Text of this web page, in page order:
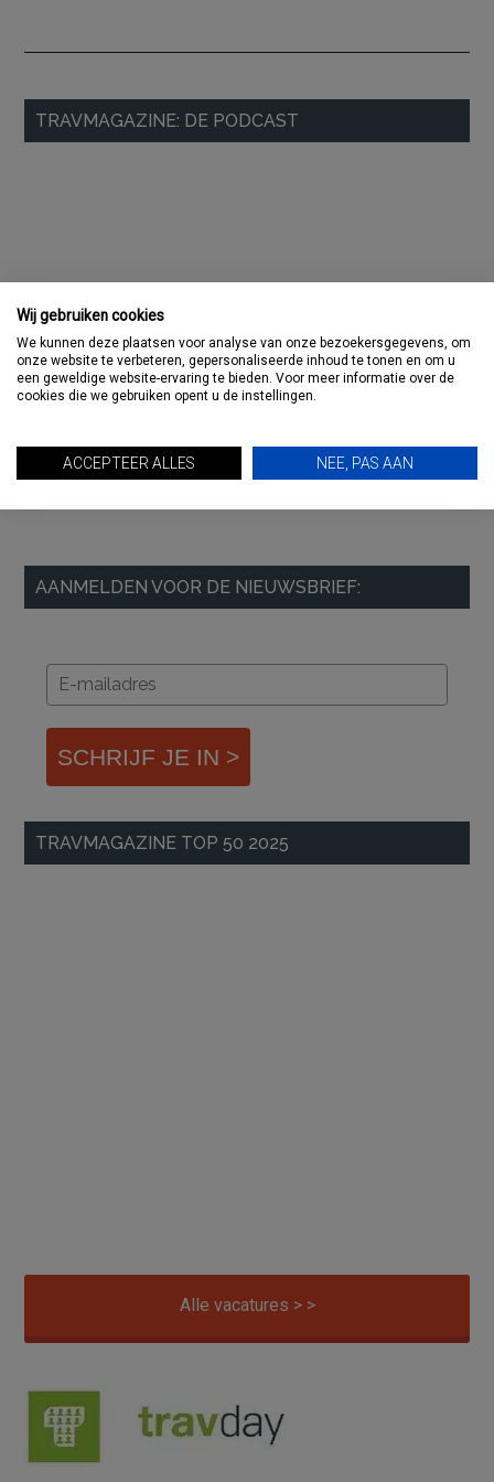
Primaire
Sidebar
TRAVMAGAZINE: DE PODCAST
AANMELDEN VOOR DE NIEUWSBRIEF:
SCHRIJF JE IN >
TRAVMAGAZINE TOP 50 2025
Alle vacatures > >
Wij gebruiken cookies
We kunnen deze plaatsen voor analyse van onze bezoekersgegevens, om
onze website te verbeteren, gepersonaliseerde inhoud te tonen en om u
een geweldige website-ervaring te bieden. Voor meer informatie over de
cookies die we gebruiken opent u de instellingen.
ACCEPTEER ALLES NEE, PAS AAN